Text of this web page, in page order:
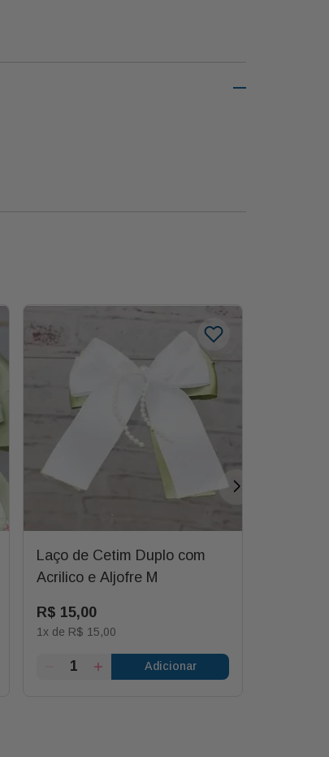
Laço de Cetim Duplo com
Acrilico e Aljofre M
R$ 15,00
1x de R$ 15,00
Adicionar